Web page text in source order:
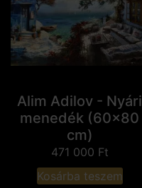
Alim Adilov - Nyári
menedék (60x80
cm)
471 000 Ft
Kosárba teszem